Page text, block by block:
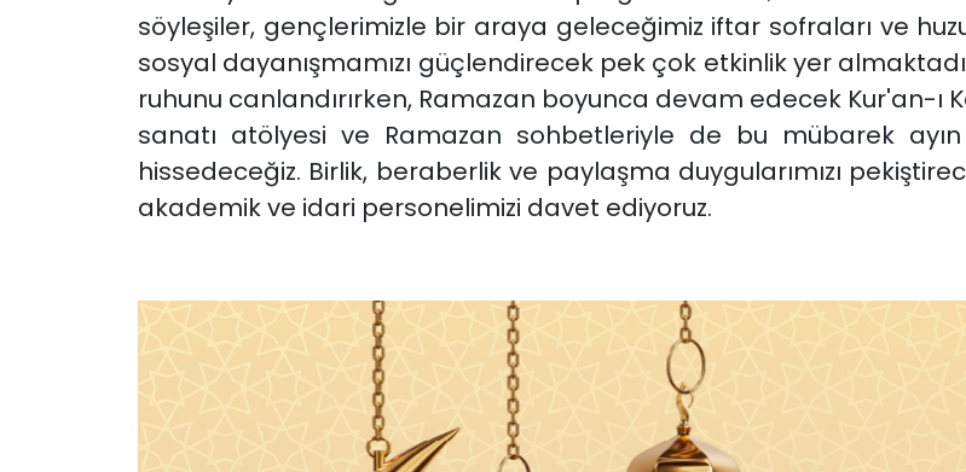
söyleşiler, gençlerimizle bir araya geleceğimiz iftar sofraları ve
sosyal dayanışmamızı güçlendirecek pek çok etkinlik yer
ruhunu canlandırırken, Ramazan boyunca devam edecek Kur'an-
sanatı atölyesi ve Ramazan sohbetleriyle de bu mübarek
hissedeceğiz. Birlik, beraberlik ve paylaşma duygularımızı
akademik ve idari personelimizi davet ediyoruz.